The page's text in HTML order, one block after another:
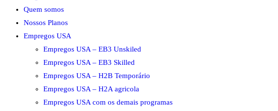
Quem somos
Nossos Planos
Empregos USA
Empregos USA – EB3 Unskiled
Empregos USA – EB3 Skilled
Empregos USA – H2B Temporário
Empregos USA – H2A agricola
Empregos USA com os demais programas